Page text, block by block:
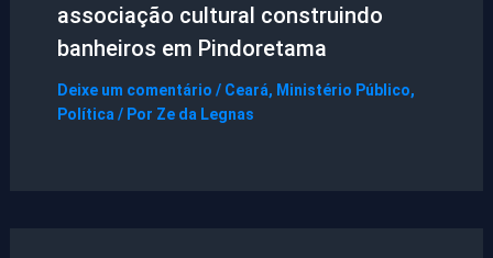
associação cultural construindo
banheiros em Pindoretama
Deixe um comentário / Ceará, Ministério Público,
Política / Por Ze da Legnas